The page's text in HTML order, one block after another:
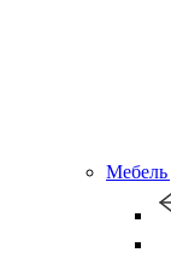
Мебель